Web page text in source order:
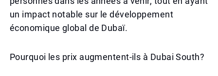
un impact notable sur le développement
économique global de Dubaï.
Pourquoi les prix augmentent-ils à Dubai South?